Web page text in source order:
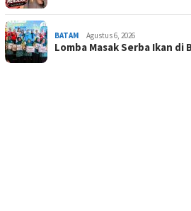
BATAM Agustus 6, 2026
Lomba Masak Serba Ikan